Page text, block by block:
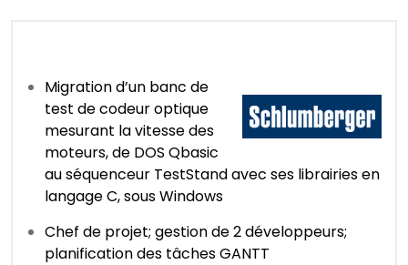
Migration d’un banc de
test de codeur optique
mesurant la vitesse des
moteurs, de DOS Qbasic
au séquenceur TestStand avec ses librairies en
langage C, sous Windows
Chef de projet; gestion de 2 développeurs;
planification des tâches GANTT